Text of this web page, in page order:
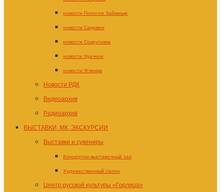
новости Пологое Займище
новости Садовое
новости Сокрутовка
новости Удачное
новости Успенка
Новости РДК
Видеоархив
Радиоархив
ВЫСТАВКИ, МК, ЭКСКУРСИИ
Выставки и сувениры
Концертно-выставочный зал
Художественный салон
Центр русской культуры «Горлица»